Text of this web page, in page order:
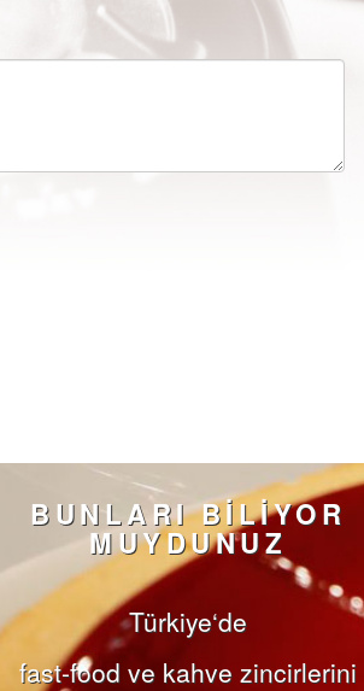
BUNLARI BİLİYOR
MUYDUNUZ
Türkiye‘de
fast-food ve kahve zincirlerini